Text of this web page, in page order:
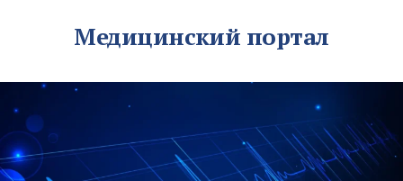
Медицинский портал